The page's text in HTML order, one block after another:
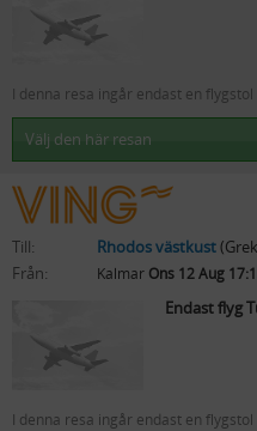
I denna resa ingår endast en flygstol
Välj den här resan
Till: Rhodos västkust
Från:
Kalmar Ons 12 Aug
Endast flyg
I denna resa ingår endast en flygstol